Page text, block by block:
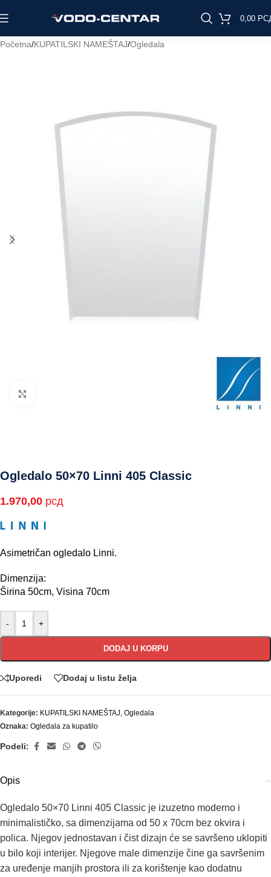
0,00
Početna/KUPATILSKI NAMEŠTAJ/Ogledala
Ogledalo 50×70 Linni 405 Classic
1.970,00 рсд
Asimetričan ogledalo Linni.
Dimenzija:
Širina 50cm, Visina 70cm
- +
DODAJ U KORPU
Uporedi Dodaj u listu želja
Kategorije: KUPATILSKI NAMEŠTAJ Ogledala
Oznaka: Ogledala za kupatilo
Podeli:
Opis
Ogledalo 50×70 Linni 405 Classic je izuzetno moderno i
minimalističko, sa dimenzijama od 50 x 70cm bez okvira i
polica. Njegov jednostavan i čist dizajn će se savršeno uklopiti
u bilo koji interijer. Njegove male dimenzije čine ga savršenim
za uređenje manjih prostora ili za korištenje kao dodatnu